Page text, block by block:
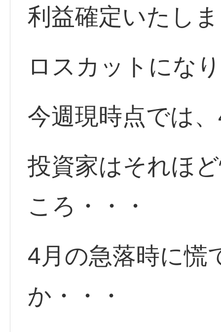
利益確定いたし
ロスカットにな
今週現時点では
投資家はそれほ
ころ・・・
4月の急落時に慌
か・・・